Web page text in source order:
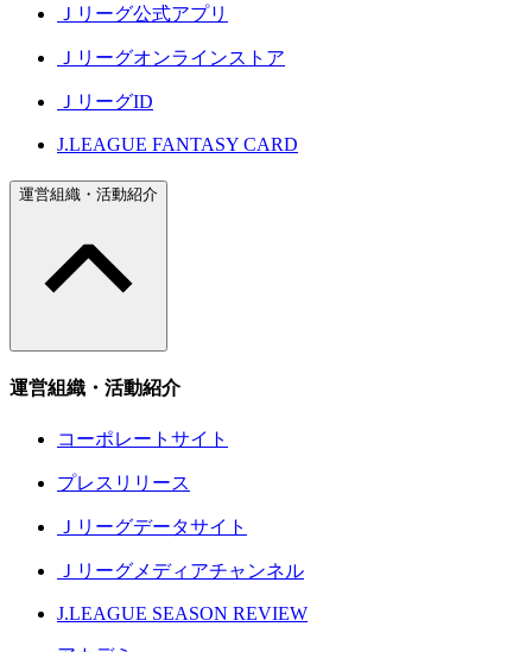
Ｊリーグ公式アプリ
Ｊリーグオンラインストア
ＪリーグID
J.LEAGUE FANTASY CARD
運営組織・活動紹介
運営組織・活動紹介
コーポレートサイト
プレスリリース
Ｊリーグデータサイト
Ｊリーグメディアチャンネル
J.LEAGUE SEASON REVIEW